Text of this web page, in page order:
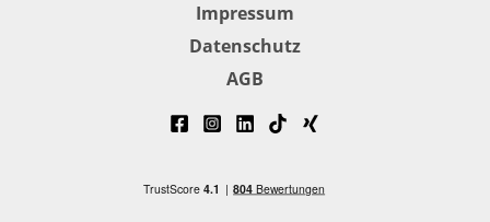
Impressum
Datenschutz
AGB